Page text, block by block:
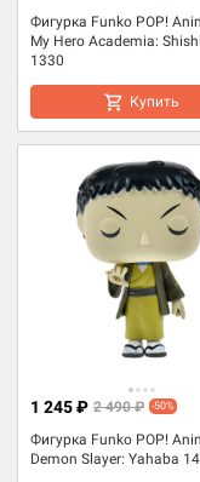
Фигурка Funko POP!
My Hero Academia:
1330
Купить
Фигурка Funko POP!
Demon Slayer: Yahaba
1 245 ₽ 2 490 ₽ -50%